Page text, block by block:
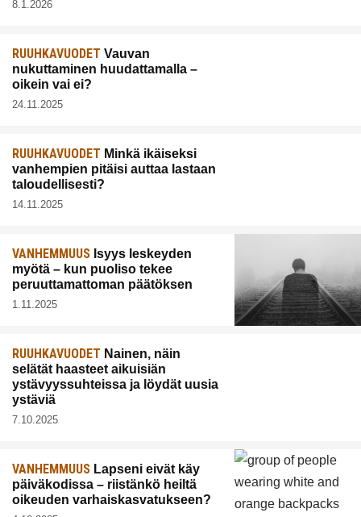
8.1.2026
RUUHKAVUODET Vauvan
nukuttaminen huudattamalla –
oikein vai ei?
24.11.2025
RUUHKAVUODET Minkä ikäiseksi
vanhempien pitäisi auttaa lastaan
taloudellisesti?
14.11.2025
VANHEMMUUS Isyys leskeyden
myötä – kun puoliso tekee
peruuttamattoman päätöksen
1.11.2025
RUUHKAVUODET Nainen, näin
selätät haasteet aikuisiän
ystävyyssuhteissa ja löydät uusia
ystäviä
7.10.2025
VANHEMMUUS Lapseni eivät käy
päiväkodissa – riistänkö heiltä
oikeuden varhaiskasvatukseen?